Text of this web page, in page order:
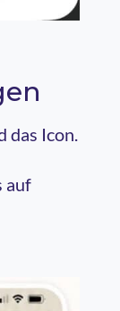
das Icon.
auf